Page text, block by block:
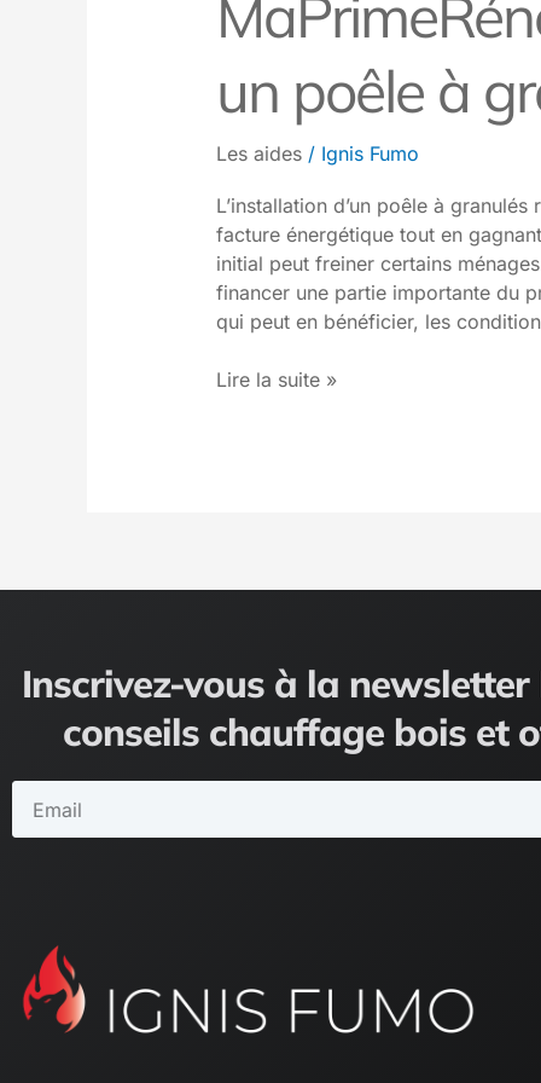
un poêle à
Les aides/ Ignis Fumo
L’installation d’un poêle à
facture énergétique tout en
initial peut freiner certains
financer une partie importante du
qui peut en bénéficier, les
Lire la suite »
Inscrivez-vous à la
conseils chauffage bois et